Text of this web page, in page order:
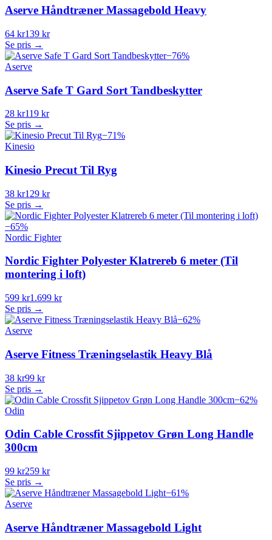
Aserve Håndtræner Massagebold Heavy
64 kr139 kr
Se pris →
−76%
Aserve
Aserve Safe T Gard Sort Tandbeskytter
28 kr119 kr
Se pris →
−71%
Kinesio
Kinesio Precut Til Ryg
38 kr129 kr
Se pris →
−65%
Nordic Fighter
Nordic Fighter Polyester Klatrereb 6 meter (Til
montering i loft)
599 kr1.699 kr
Se pris →
−62%
Aserve
Aserve Fitness Træningselastik Heavy Blå
38 kr99 kr
Se pris →
−62%
Odin
Odin Cable Crossfit Sjippetov Grøn Long Handle
300cm
99 kr259 kr
Se pris →
−61%
Aserve
Aserve Håndtræner Massagebold Light